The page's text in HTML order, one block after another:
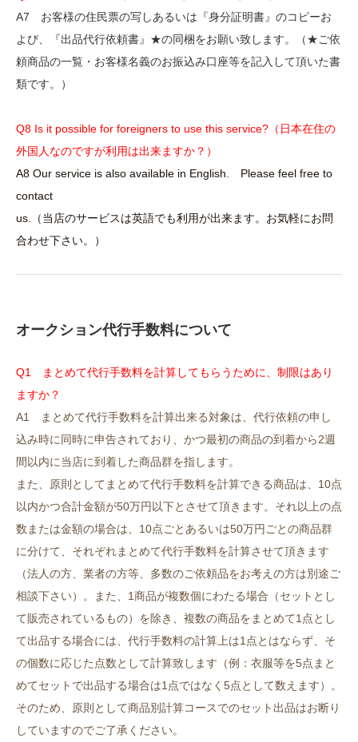
A7 お客様の住民票の写しあるいは『身分証明書』のコピーお
よび、『出品代行依頼書』★の同梱をお願い致します。（★ご依
頼商品の一覧・お客様名義のお振込み口座等を記入して頂いた書
類です。）
Q8 Is it possible for foreigners to use this service?（日本在住の
外国人なのですが利用は出来ますか？）
A8 Our service is also available in English. Please feel free to
contact
us.（当店のサービスは英語でも利用が出来ます。お気軽にお問
合わせ下さい。）
オークション代行手数料について
Q1 まとめて代行手数料を計算してもらうために、制限はあり
ますか？
A1
まとめて代行手数料を計算出来る対象は、代行依頼の申し
込み時に同時に申告されており、かつ最初の商品の到着から2週
間以内に当店に到着した商品群を指します。
また、原則としてまとめて代行手数料を計算できる商品は、10点
以内かつ合計金額が50万円以下とさせて頂きます。それ以上の点
数または金額の場合は、10点ごとあるいは50万円ごとの商品群
に分けて、それぞれまとめて代行手数料を計算させて頂きます
（法人の方、業者の方等、多数のご依頼品をお考えの方は別途ご
相談下さい）。また、1商品が複数個にわたる場合（セットとし
て販売されているもの）を除き、複数の商品をまとめて1点とし
て出品する場合には、代行手数料の計算上は1点とはならず、そ
の個数に応じた点数として計算致します（例：衣服等を5点まと
めてセットで出品する場合は1点ではなく5点として数えます）。
そのため、原則として商品別計算コースでのセット出品はお断り
していますのでご了承ください。